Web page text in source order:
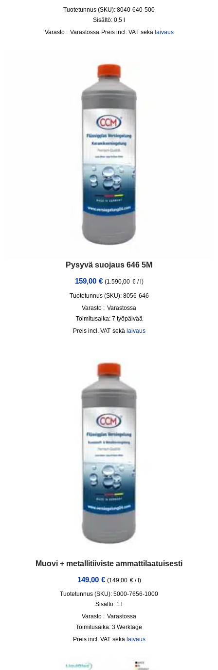
Tuotetunnus (SKU): 8040-640-500
Sisältö: 0,5
Varasto : Varastossa incl. VAT sekä laivaus
Pysyvä suojaus 646 5M
159,00 € (1.590,00 €/ )
Tuotetunnus (SKU): 8056-646
Varasto : Varastossa
Toimitusaika: 7 työpäivää
incl. VAT sekä laivaus
Muovi + metallitiiviste ammattilaatuisesti
149,00 € (149,00 €/l)
Tuotetunnus (SKU): 5000-7656-1000
Sisältö: 1
Varasto : Varastossa
Toimitusaika: 3 Werktage
incl. VAT sekä laivaus